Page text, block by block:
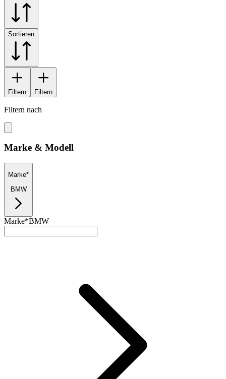
Sortieren
Filtern Filtern
Filtern nach
Marke & Modell
Marke*
BMW
Marke*BMW